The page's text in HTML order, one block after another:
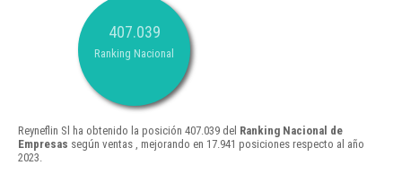
407.039
Ranking Nacional
Reyneflin Sl ha obtenido la posición 407.039 del Ranking Nacional de
Empresas según ventas , mejorando en 17.941 posiciones respecto al año
2023.